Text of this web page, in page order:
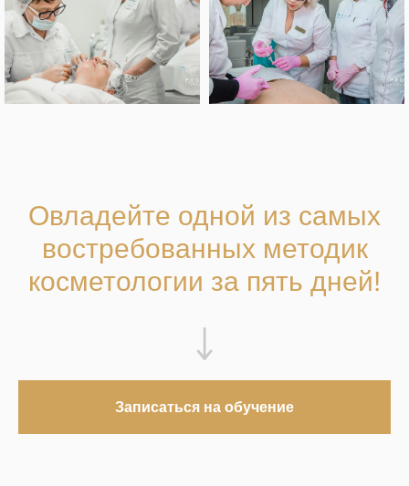
Овладейте одной из самых
востребованных методик
косметологии за пять дней!
Записаться на обучение